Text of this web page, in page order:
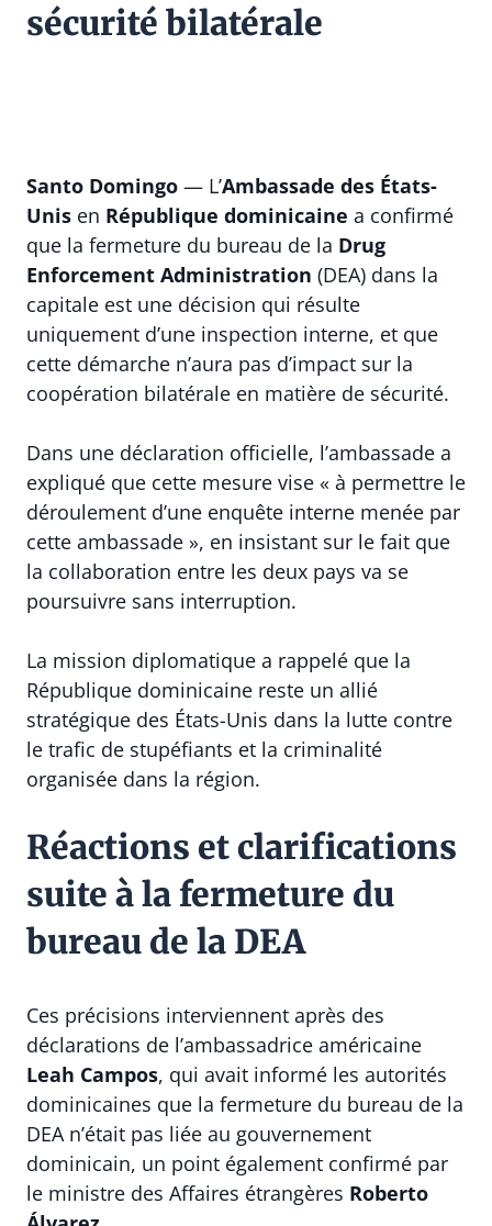
sécurité bilatérale
Santo Domingo — L’Ambassade des États-
Unis en République dominicaine a confirmé
que la fermeture du bureau de la Drug
Enforcement Administration (DEA) dans la
capitale est une décision qui résulte
uniquement d’une inspection interne, et que
cette démarche n’aura pas d’impact sur la
coopération bilatérale en matière de sécurité.
Dans une déclaration officielle, l’ambassade a
expliqué que cette mesure vise « à permettre le
déroulement d’une enquête interne menée par
cette ambassade », en insistant sur le fait que
la collaboration entre les deux pays va se
poursuivre sans interruption.
La mission diplomatique a rappelé que la
République dominicaine reste un allié
stratégique des États-Unis dans la lutte contre
le trafic de stupéfiants et la criminalité
organisée dans la région.
Réactions et clarifications
suite à la fermeture du
bureau de la DEA
Ces précisions interviennent après des
déclarations de l’ambassadrice américaine
Leah Campos, qui avait informé les autorités
dominicaines que la fermeture du bureau de la
DEA n’était pas liée au gouvernement
dominicain, un point également confirmé par
le ministre des Affaires étrangères Roberto